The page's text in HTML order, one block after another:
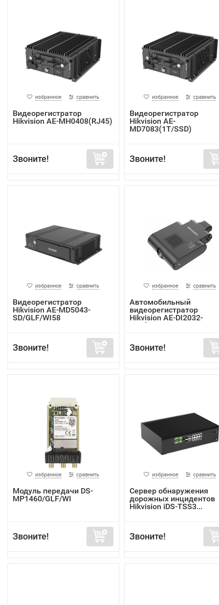
избранное сравнить
Видеорегистратор
Hikvision AE-MH0408(RJ45)
Звоните!
избранное сравнить
Видеорегистратор
Hikvision AE-
MD7083(1T/SSD)
Звоните!
избранное сравнить
Видеорегистратор
Hikvision AE-MD5043-
SD/GLF/WI58
Звоните!
избранное сравнить
Автомобильный
видеорегистратор
Hikvision AE-DI2032-
G40(In...
Звоните!
избранное сравнить
Модуль передачи DS-
MP1460/GLF/WI
Звоните!
избранное сравнить
Сервер обнаружения
дорожных инцидентов
Hikvision iDS-TSS3...
Звоните!